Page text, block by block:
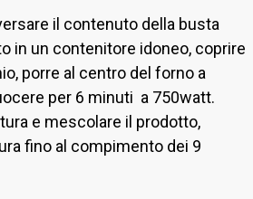
il contenuto della busta
in un contenitore idoneo, coprire
porre al centro del forno a
per 6 minuti a 750watt.
e mescolare il prodotto,
fino al compimento dei 9